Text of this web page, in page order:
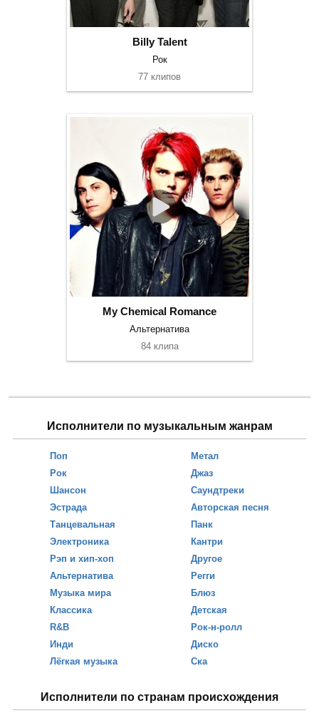
Billy Talent
Рок
77 клипов
My Chemical Romance
Альтернатива
84 клипа
Исполнители по музыкальным жанрам
Поп
Рок
Шансон
Эстрада
Танцевальная
Электроника
Рэп и хип-хоп
Альтернатива
Музыка мира
Классика
R&B
Инди
Лёгкая музыка
Метал
Джаз
Саундтреки
Авторская песня
Панк
Кантри
Другое
Регги
Блюз
Детская
Рок-н-ролл
Диско
Ска
Исполнители по странам происхождения